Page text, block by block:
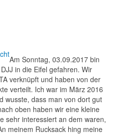
Am Sonntag, 03.09.2017 bin
in die Eifel gefahren. Wir
verknüpft und haben von der
verteilt. Ich war im März 2016
wusste, dass man von dort gut
oben haben wir eine kleine
sehr interessiert an dem waren,
meinem Rucksack hing meine